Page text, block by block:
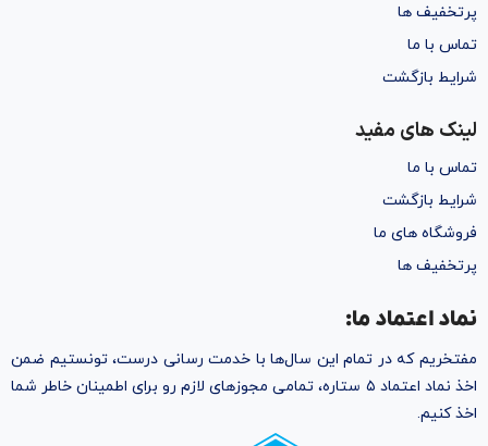
پرتخفیف ها
تماس با ما
شرایط بازگشت
لینک های مفید
تماس با ما
شرایط بازگشت
فروشگاه های ما
پرتخفیف ها
نماد اعتماد ما:
مفتخریم که در تمام این سال‌ها با خدمت رسانی درست، تونستیم ضمن
اخذ نماد اعتماد ۵ ستاره، تمامی مجوز‌های لازم رو برای اطمینان خاطر شما
اخذ کنیم.